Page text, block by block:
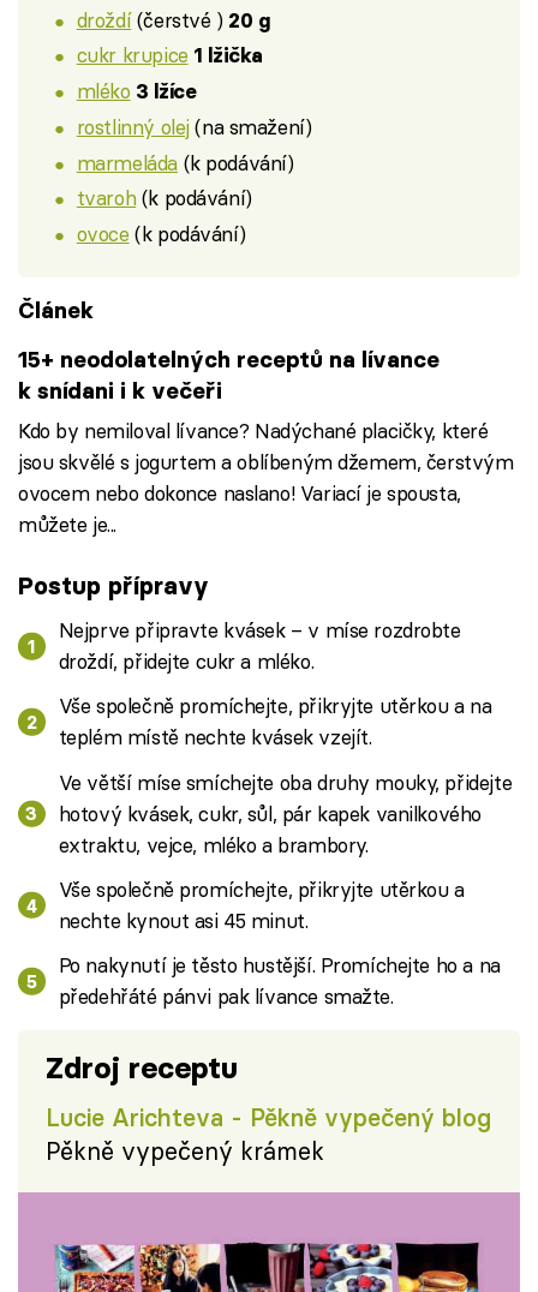
droždí(čerstvé ) 20 g
cukr krupice 1 lžička
mléko 3 lžíce
rostlinný olej(na smažení)
marmeláda(k podávání)
tvaroh(k podávání)
ovoce (k podávání)
Článek
15+ neodolatelných receptů na lívance
k snídani i k večeři
Kdo by nemiloval lívance? Nadýchané placičky, které
jsou skvělé s jogurtem a oblíbeným džemem, čerstvým
ovocem nebo dokonce naslano! Variací je spousta,
můžete je...
Postup přípravy
Nejprve připravte kvásek – v míse rozdrobte
droždí, přidejte cukr a mléko.
Vše společně promíchejte, přikryjte utěrkou a na
teplém místě nechte kvásek vzejít.
Ve větší míse smíchejte oba druhy mouky, přidejte
hotový kvásek, cukr, sůl, pár kapek vanilkového
extraktu, vejce, mléko a brambory.
Vše společně promíchejte, přikryjte utěrkou a
nechte kynout asi 45 minut.
Po nakynutí je těsto hustější. Promíchejte ho a na
předehřáté pánvi pak lívance smažte.
Zdroj receptu
Lucie Arichteva - Pěkně vypečený blog
Pěkně vypečený krámek